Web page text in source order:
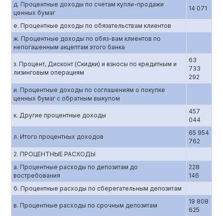
д. Процентные доходы по счетам купли-продажи
ценных бумаг
14 071
е. Процентные доходы по обязательствам клиентов
ж. Процентные доходы по обяз-вам клиентов по
непогашенным акцептам этого банка
з. Процент, Дисконт (Скидки) и взносы по кредитным и
лизинговым операциям
63
733
292
и. Процентные доходы по соглашениям о покупке
ценных бумаг с обратным выкупом
к. Другие процентные доходы
457
044
л. Итого процентных доходов
65 954
762
2. ПРОЦЕНТНЫЕ РАСХОДЫ
а. Процентные расходы по депозитам до
востребования
228
146
б. Процентные расходы по сберегательным депозитам
в. Процентные расходы по срочным депозитам
19 808
625